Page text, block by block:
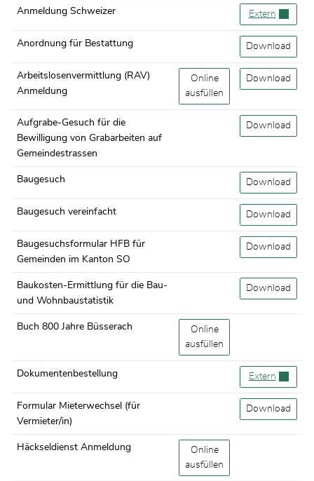
Anmeldung Schweizer Anmeldung
Extern
Anordnung für Bestattung Anordnung für
Download
Arbeitslosenvermittlung (RAV)
Anmeldung
Arbeitslosenvermittlung
Online
ausfüllen
Download
Aufgrabe-Gesuch für die
Bewilligung von Grabarbeiten auf
Gemeindestrassen
Aufgrabe-
Download
Baugesuch Baugesuch
Download
Baugesuch vereinfacht Baugesuch
Download
Baugesuchsformular HFB für
Gemeinden im Kanton SO
Download
Baukosten-Ermittlung für die Bau-
und Wohnbaustatistik
Baukosten-
Download
Buch 800 Jahre Büsserach Buch 800 Jahre Büsserach
Online
ausfüllen
Dokumentenbestellung Extern
Formular Mieterwechsel (für
Vermieter/in)
Formular
Download
Häckseldienst Anmeldung Häckseldienst Anmeldung
Online
ausfüllen